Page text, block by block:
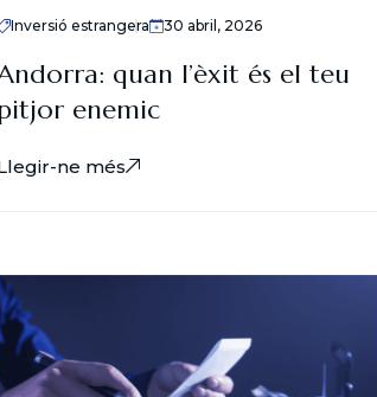
Inversió estrangera 30 abril, 2026
quan l’èxit és el teu
enemic
ne més